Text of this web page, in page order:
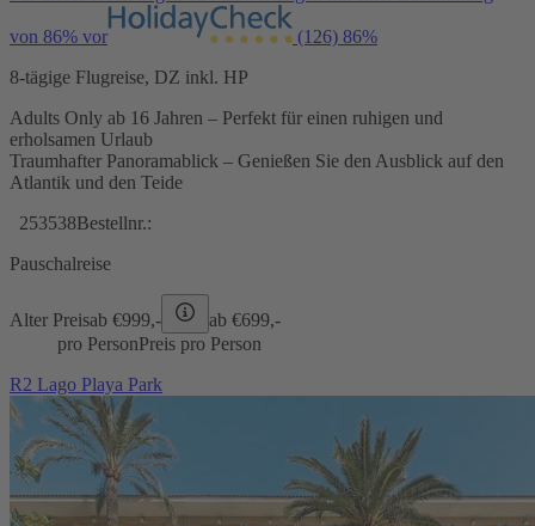
von 86% vor (126) 86%
8-tägige Flugreise, DZ inkl. HP
Adults Only ab 16 Jahren – Perfekt für einen ruhigen und
erholsamen Urlaub
Traumhafter Panoramablick – Genießen Sie den Ausblick auf den
Atlantik und den Teide
253538Bestellnr.:
Pauschalreise
Alter Preisab €999,- ab €699,-
pro PersonPreis pro Person
R2 Lago Playa Park